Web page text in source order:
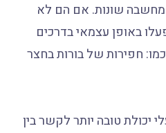
מחשבה שונות. אם הם לא
באופן עצמאי בדרכים
חפירות של בורות בחצר
יכולת טובה יותר לקשר בין